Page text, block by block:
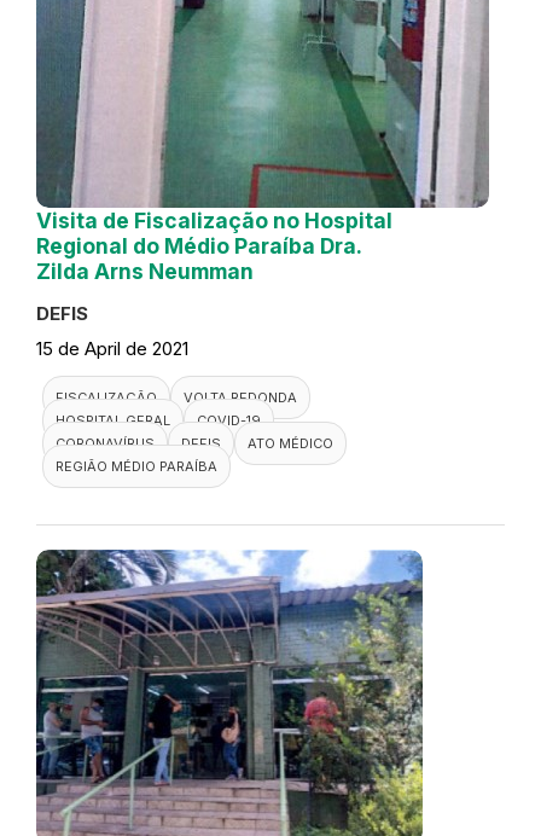
Visita de Fiscalização no Hospital
Regional do Médio Paraíba Dra.
Zilda Arns Neumman
DEFIS
15 de April de 2021
FISCALIZAÇÃO
VOLTA REDONDA
HOSPITAL GERAL
COVID-19
CORONAVÍRUS
DEFIS
ATO MÉDICO
REGIÃO MÉDIO PARAÍBA